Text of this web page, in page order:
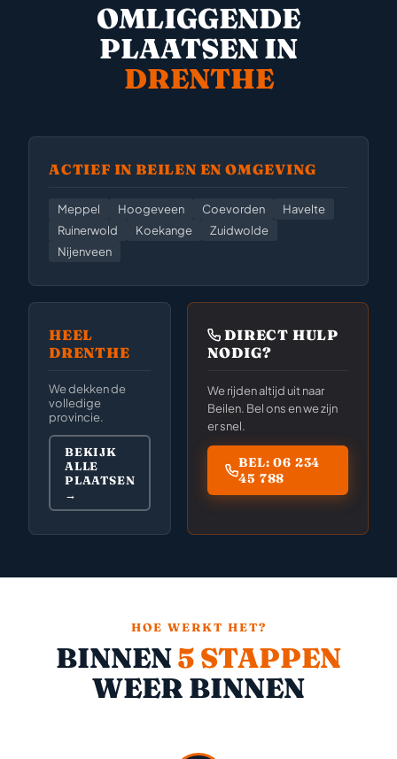
OMLIGGENDE
PLAATSEN IN
DRENTHE
ACTIEF IN BEILEN EN OMGEVING
Meppel Hoogeveen Coevorden
Havelte
Ruinerwold
Koekange
Zuidwolde
Nijenveen
HEEL
DRENTHE
We dekken de
volledige
provincie.
BEKIJK
ALLE
PLAATSEN
→
DIRECT HULP
NODIG?
We rijden altijd uit naar
Beilen. Bel ons en we zijn
er snel.
BEL: 06 234
45 788
HOE WERKT HET?
BINNEN5 STAPPEN
WEER BINNEN